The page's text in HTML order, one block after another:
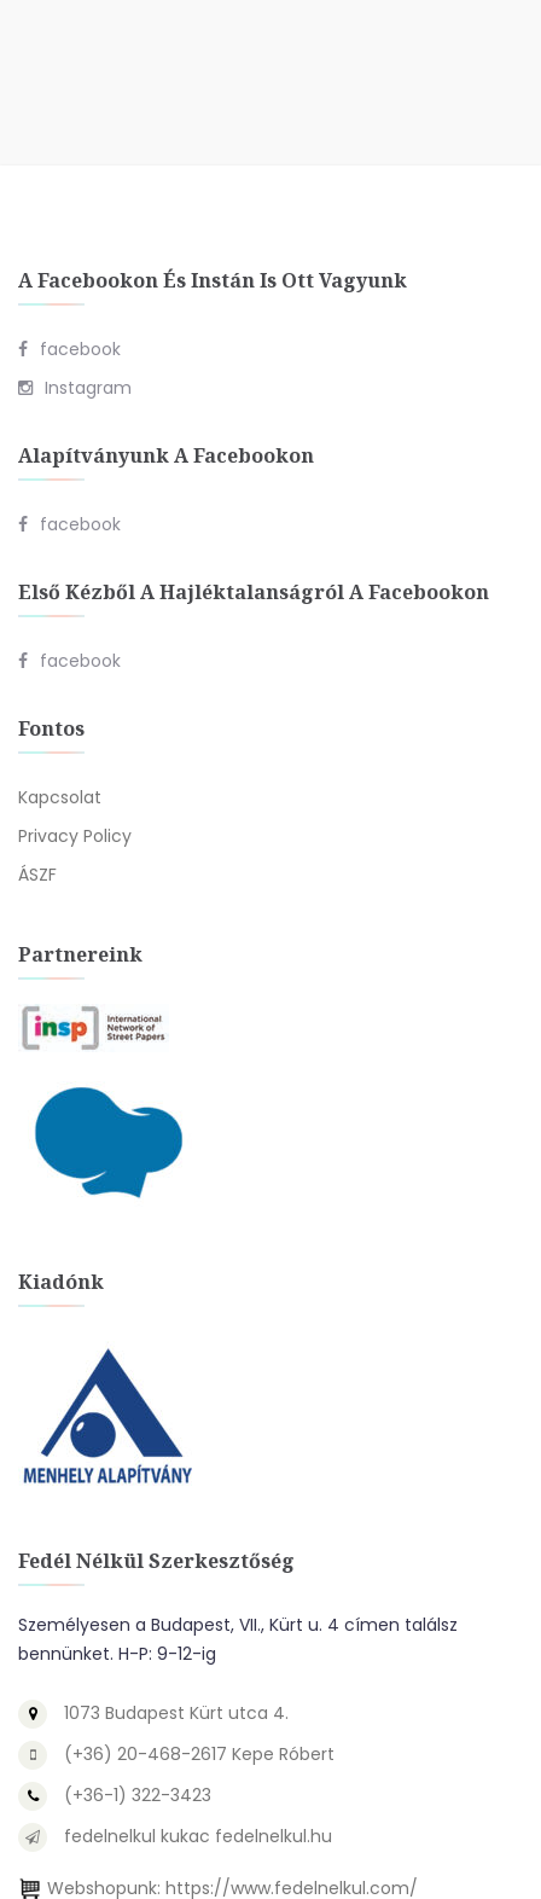
A Facebookon És Instán Is Ott Vagyunk
facebook
Instagram
Alapítványunk A Facebookon
facebook
Első Kézből A Hajléktalanságról A Facebookon
facebook
Fontos
Kapcsolat
Privacy Policy
ÁSZF
Partnereink
Kiadónk
Fedél Nélkül Szerkesztőség
Személyesen a Budapest, VII., Kürt u. 4 címen találsz
bennünket. H-P: 9-12-ig
1073 Budapest Kürt utca 4.
(+36) 20-468-2617 Kepe Róbert
(+36-1) 322-3423
fedelnelkul kukac fedelnelkul.hu
Webshopunk: https://www.fedelnelkul.com/